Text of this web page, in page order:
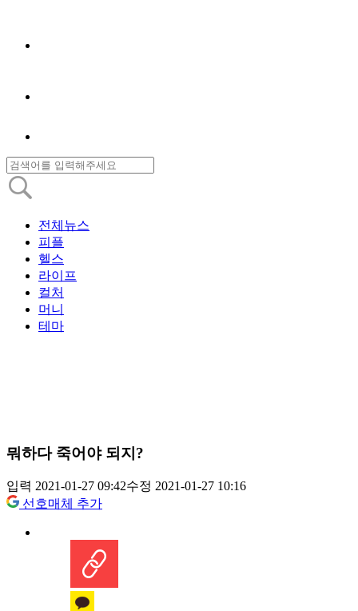
전체뉴스
피플
헬스
라이프
컬처
머니
테마
뭐하다 죽어야 되지?
입력 2021-01-27 09:42수정 2021-01-27 10:16
선호매체 추가